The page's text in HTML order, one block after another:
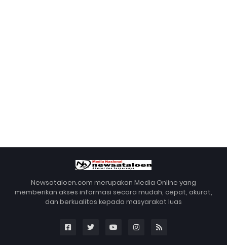
Newsataloen.com merupakan Media Online yang
memberikan akses informasi secara mudah, cepat, akurat,
dan berkualitas kepada masyarakat luas